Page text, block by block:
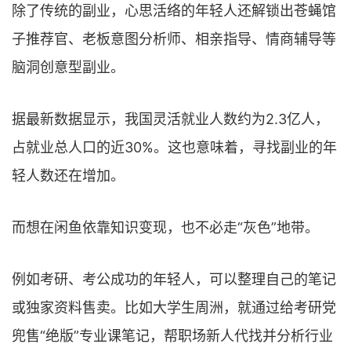
除了传统的副业，心思活络的年轻人还解锁出苍蝇馆
子推荐官、老板意图分析师、相亲指导、情商辅导等
脑洞创意型副业。
据最新数据显示，我国灵活就业人数约为2.3亿人，
占就业总人口的近30%。这也意味着，寻找副业的年
轻人数还在增加。
而想在闲鱼依靠知识变现，也不必走“灰色”地带。
例如考研、考公成功的年轻人，可以整理自己的笔记
或独家资料售卖。比如大学生周洲，就通过给考研党
兜售“绝版”专业课笔记，帮职场新人代找并分析行业